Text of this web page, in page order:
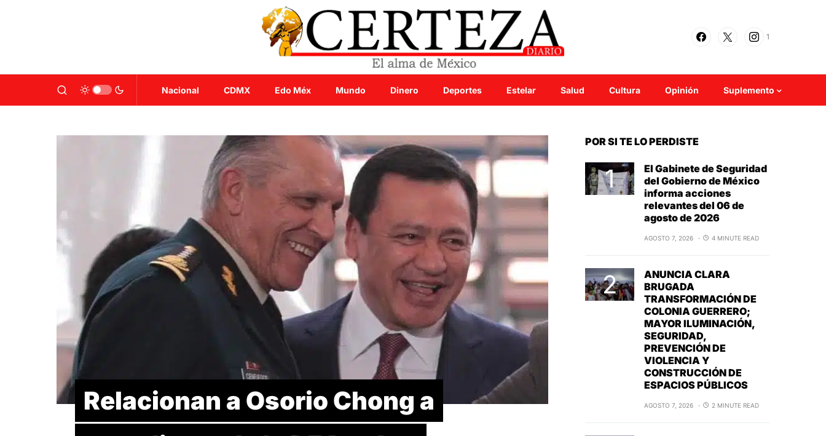
1
Nacional CDMX Edo Méx Mundo Dinero Deportes Estelar Salud Cultura Opinión Suplemento
Relacionan a Osorio Chong a
POR SI TE LO PERDISTE
El Gabinete de Seguridad
del Gobierno de México
informa acciones
relevantes del 06 de
agosto de 2026
AGOSTO 7, 2026 4 MINUTE READ
ANUNCIA CLARA
BRUGADA
TRANSFORMACIÓN DE
COLONIA GUERRERO;
MAYOR ILUMINACIÓN,
SEGURIDAD,
PREVENCIÓN DE
VIOLENCIA Y
CONSTRUCCIÓN DE
ESPACIOS PÚBLICOS
AGOSTO 7, 2026 2 MINUTE READ